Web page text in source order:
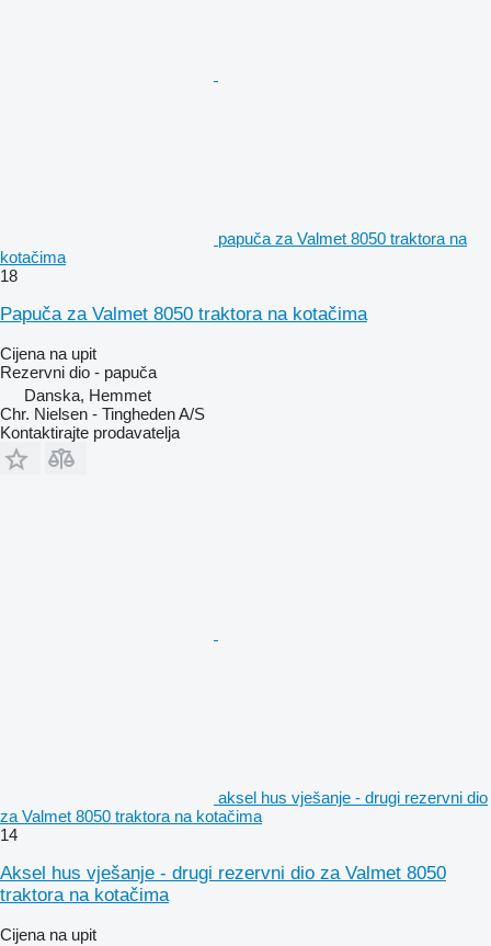
papuča za Valmet 8050 traktora na
kotačima
18
Papuča za Valmet 8050 traktora na kotačima
Cijena na upit
Rezervni dio - papuča
Danska, Hemmet
Chr. Nielsen - Tingheden A/S
Kontaktirajte prodavatelja
aksel hus vješanje - drugi rezervni dio
za Valmet 8050 traktora na kotačima
14
Aksel hus vješanje - drugi rezervni dio za Valmet 8050
traktora na kotačima
Cijena na upit